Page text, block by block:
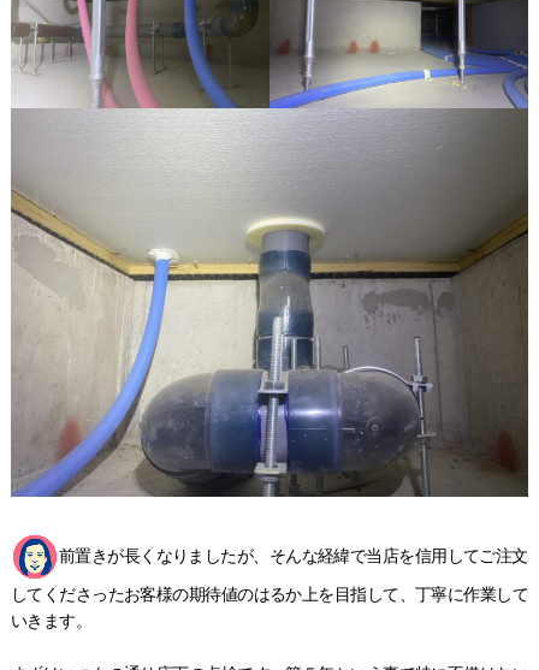
前置きが長くなりましたが、そんな経緯で当店を信用してご注文
してくださったお客様の期待値のはるか上を目指して、丁寧に作業して
いきます。